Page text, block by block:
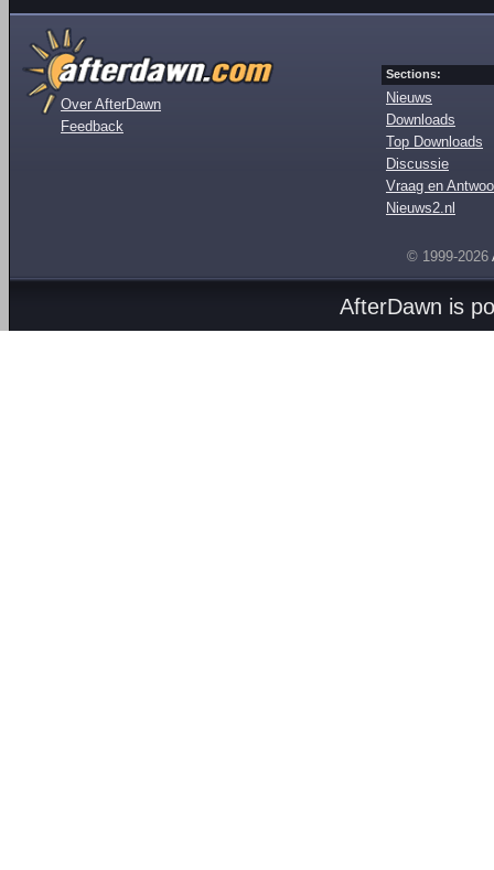
Over AfterDawn
Feedback
Sections:
Nieuws
Downloads
Top Downloads
Discussie
Vraag en
Nieuws2.nl
© 1999-2026
AfterDawn is